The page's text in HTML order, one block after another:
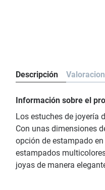
Descripción
Información sobre el
Los estuches de joyería
Con unas dimensiones
opción de estampado
estampados
joyas de manera